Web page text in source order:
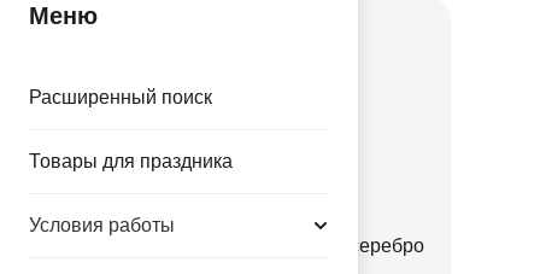
Меню
Расширенный поиск
Товары для праздника
Условия работы
Шарики пенопласт 2-4мм серебро